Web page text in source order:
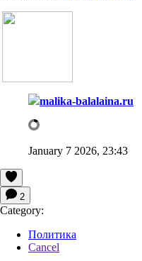
malika-balalaina.ru
January 7 2026, 23:43
2
Category:
Политика
Cancel